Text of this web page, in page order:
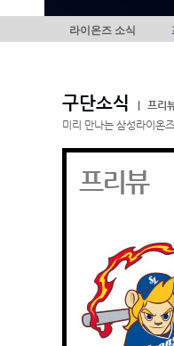
라이온즈 소식
구단소식
프리
미리 만나는 삼성라이온
프리뷰